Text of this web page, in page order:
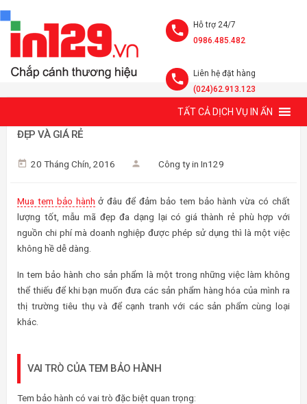
Hỗ trợ 24/7
0986.485.482
Liên hệ đặt hàng
(024)62.913.123
TẤT CẢ DỊCH VỤ IN ẤN
MUA TEM BẢO HÀNH Ở ĐÂU ĐỂ CHẤT LƯỢNG TỐT, THIẾT KẾ
ĐẸP VÀ GIÁ RẺ
20 Tháng Chín, 2016 Công ty in In129
Mua tem bảo hành ở đâu để đảm bảo tem bảo hành vừa có chất
lượng tốt, mẫu mã đẹp đa dạng lại có giá thành rẻ phù hợp với
nguồn chi phí mà doanh nghiệp được phép sử dụng thì là một việc
không hề dễ dàng.
In tem bảo hành cho sản phẩm là một trong những việc làm không
thể thiếu để khi bạn muốn đưa các sản phẩm hàng hóa của mình ra
thị trường tiêu thụ và để cạnh tranh với các sản phẩm cùng loại
khác.
VAI TRÒ CỦA TEM BẢO HÀNH
Tem bảo hành có vai trò đặc biệt quan trọng: